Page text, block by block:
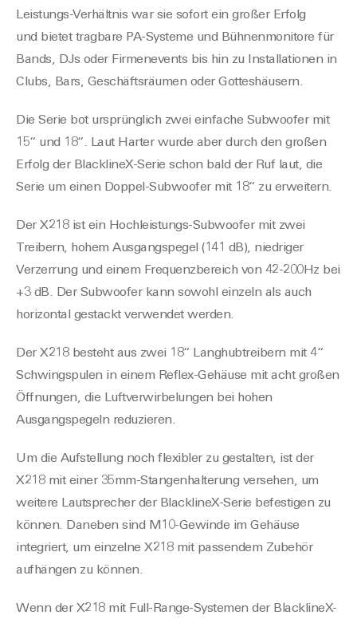
Leistungs-Verhältnis war sie sofort ein großer Erfolg
und bietet tragbare PA-Systeme und Bühnenmonitore für
Bands, DJs oder Firmenevents bis hin zu Installationen in
Clubs, Bars, Geschäftsräumen oder Gotteshäusern.
Die Serie bot ursprünglich zwei einfache Subwoofer mit
15“ und 18“. Laut Harter wurde aber durch den großen
Erfolg der BlacklineX-Serie schon bald der Ruf laut, die
Serie um einen Doppel-Subwoofer mit 18“ zu erweitern.
Der X218 ist ein Hochleistungs-Subwoofer mit zwei
Treibern, hohem Ausgangspegel (141 dB), niedriger
Verzerrung und einem Frequenzbereich von 42-200Hz bei
+3 dB. Der Subwoofer kann sowohl einzeln als auch
horizontal gestackt verwendet werden.
Der X218 besteht aus zwei 18“ Langhubtreibern mit 4“
Schwingspulen in einem Refl ex-Gehäuse mit acht großen
Öffnungen, die Luftverwirbelungen bei hohen
Ausgangspegeln reduzieren.
Um die Aufstellung noch flexibler zu gestalten, ist der
X218 mit einer 35mm-Stangenhalterung versehen, um
weitere Lautsprecher der BlacklineX-Serie befestigen zu
können. Daneben sind M10-Gewinde im Gehäuse
integriert, um einzelne X218 mit passendem Zubehör
aufhängen zu können.
Wenn der X218 mit Full-Range-Systemen der BlacklineX-